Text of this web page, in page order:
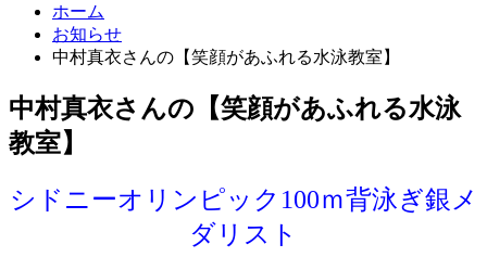
ホーム
お知らせ
中村真衣さんの【笑顔があふれる水泳教室】
中村真衣さんの【笑顔があふれる水泳
教室】
シドニーオリンピック100ｍ背泳ぎ銀メ
ダリスト